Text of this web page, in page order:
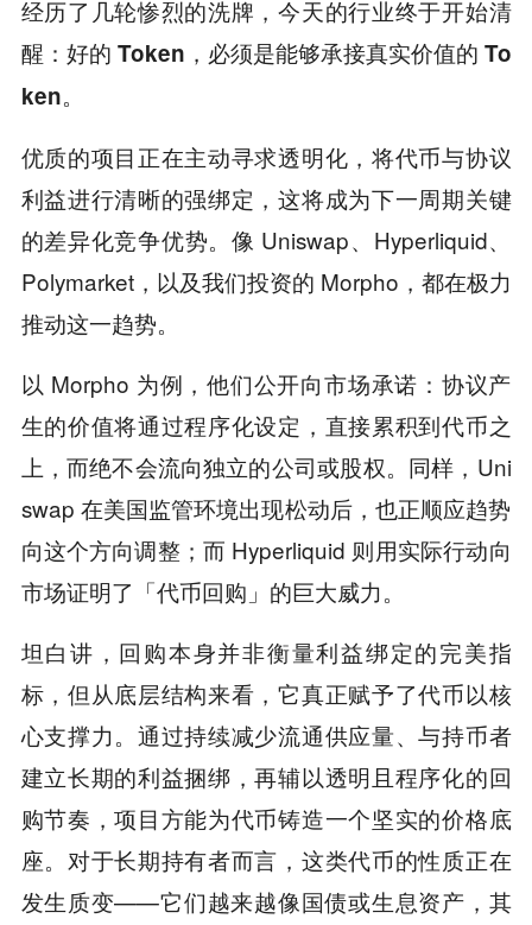
经历了几轮惨烈的洗牌，今天的行业终于开始清
醒： 好的 Token，必须是能够承接真实价值的 To
ken。
优质的项目正在主动寻求透明化，将代币与协议
利益进行清晰的强绑定，这将成为下一周期关键
的差异化竞争优势。像 Uniswap、Hyperliquid、
Polymarket，以及我们投资的 Morpho，都在极力
推动这一趋势。
以 Morpho 为例，他们公开向市场承诺：协议产
生的价值将通过程序化设定，直接累积到代币之
上，而绝不会流向独立的公司或股权。同样，Uni
swap 在美国监管环境出现松动后，也正顺应趋势
向这个方向调整；而 Hyperliquid 则用实际行动向
市场证明了「代币回购」的巨大威力。
坦白讲，回购本身并非衡量利益绑定的完美指
标，但从底层结构来看，它真正赋予了代币以核
心支撑力。通过持续减少流通供应量、与持币者
建立长期的利益捆绑，再辅以透明且程序化的回
购节奏，项目方能为代币铸造一个坚实的价格底
座。对于长期持有者而言，这类代币的性质正在
发生质变——它们越来越像国债或生息资产，其